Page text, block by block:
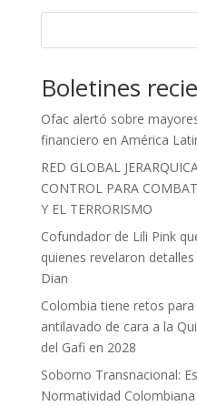
Boletines
Ofac alertó sobre
financiero en América
RED GLOBAL
CONTROL PARA
Y EL TERRORISMO
Cofundador de Lili Pink
quienes revelaron
Dian
Colombia tiene retos
antilavado de cara a la
del Gafi en 2028
Soborno Transnacional:
Normatividad